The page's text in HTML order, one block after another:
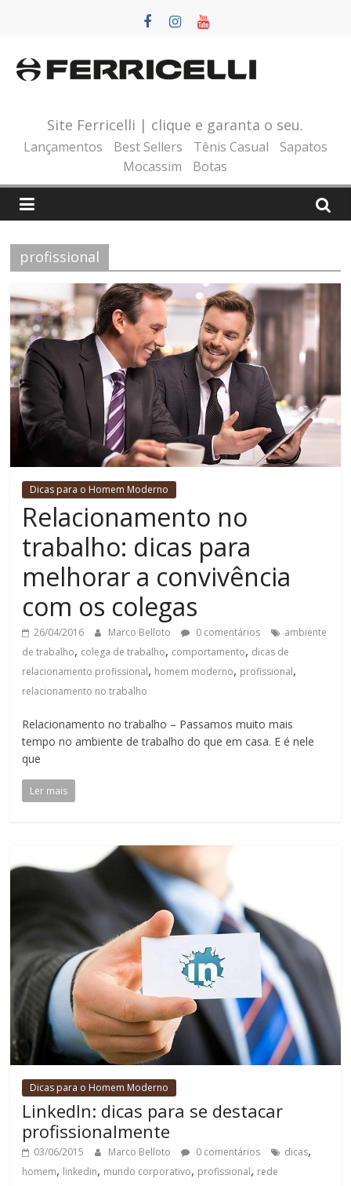
conteúdo
Site Ferricelli | clique e garanta o seu.
Lançamentos Best Sellers Tênis Casual
Sapatos
Mocassim
Botas
profissional
Dicas para o Homem Moderno
Relacionamento no
trabalho: dicas para
melhorar a convivência
com os colegas
26/04/2016 Marco Belloto 0 comentários
ambiente
de trabalho, colega de trabalho, comportamento, dicas de
relacionamento profissional, homem moderno, profissional,
relacionamento no trabalho
Relacionamento no trabalho – Passamos muito mais
tempo no ambiente de trabalho do que em casa. E é nele
que
Ler mais
Dicas para o Homem Moderno
LinkedIn: dicas para se destacar
profissionalmente
03/06/2015 Marco Belloto 0 comentários dicas,
homem, linkedin, mundo corporativo, profissional, rede